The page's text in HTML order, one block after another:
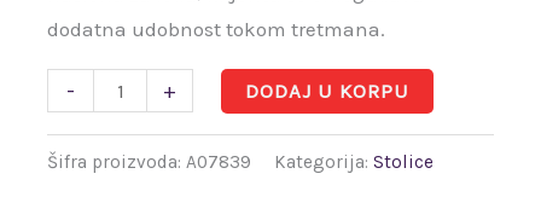
dodatna udobnost tokom tretmana.
- + DODAJ U KORPU
Šifra proizvoda:A07839 Kategorija:Stolice